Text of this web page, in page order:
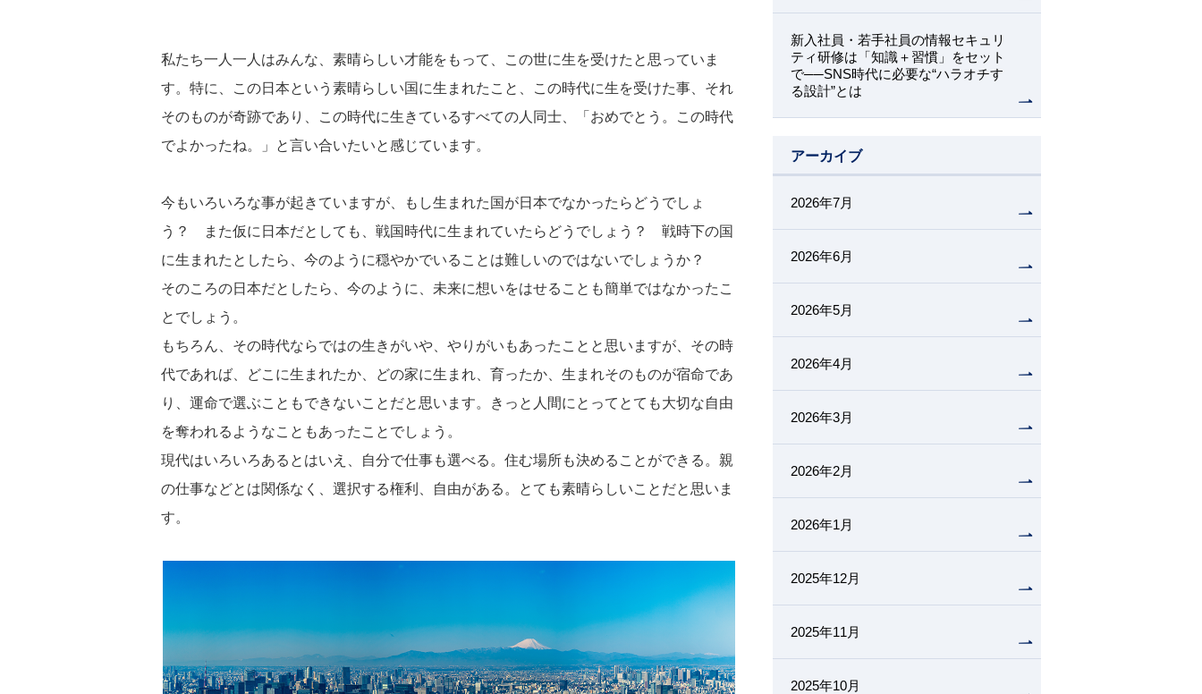
私たち一人一人はみんな、素晴らしい才能をもって、この世に生を受けたと思っていま
す。特に、この日本という素晴らしい国に生まれたこと、この時代に生を受けた事、それ
そのものが奇跡であり、この時代に生きているすべての人同士、「おめでとう。この時代
でよかったね。」と言い合いたいと感じています。
今もいろいろな事が起きていますが、もし生まれた国が日本でなかったらどうでしょ
う？ また仮に日本だとしても、戦国時代に生まれていたらどうでしょう？ 戦時下の国
に生まれたとしたら、今のように穏やかでいることは難しいのではないでしょうか？
そのころの日本だとしたら、今のように、未来に想いをはせることも簡単ではなかったこ
とでしょう。
もちろん、その時代ならではの生きがいや、やりがいもあったことと思いますが、その時
代であれば、どこに生まれたか、どの家に生まれ、育ったか、生まれそのものが宿命であ
り、運命で選ぶこともできないことだと思います。きっと人間にとってとても大切な自由
を奪われるようなこともあったことでしょう。
現代はいろいろあるとはいえ、自分で仕事も選べる。住む場所も決めることができる。親
の仕事などとは関係なく、選択する権利、自由がある。とても素晴らしいことだと思いま
す。
新入社員・若手社員の情報セキュリ
ティ研修は「知識＋習慣」をセット
で──SNS時代に必要な“ハラオチす
る設計”とは
アーカイブ
2026年7月
2026年6月
2026年5月
2026年4月
2026年3月
2026年2月
2026年1月
2025年12月
2025年11月
2025年10月